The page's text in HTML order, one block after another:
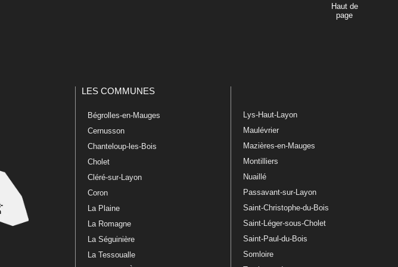
Haut de
page
LES COMMUNES
Bégrolles-en-Mauges
Cernusson
Chanteloup-les-Bois
Cholet
Cléré-sur-Layon
Coron
La Plaine
La Romagne
La Séguinière
La Tessoualle
Lys-Haut-Layon
Maulévrier
Mazières-en-Mauges
Montilliers
Nuaillé
Passavant-sur-Layon
Saint-Christophe-du-Bois
Saint-Léger-sous-Cholet
Saint-Paul-du-Bois
Somloire